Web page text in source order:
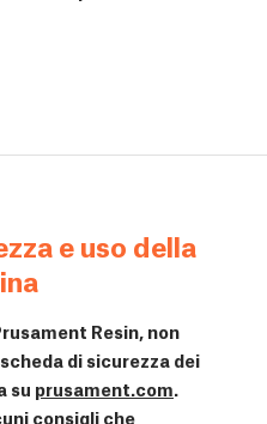
e uso della
Resin, non
di sicurezza dei
su prusament.com.
consigli che